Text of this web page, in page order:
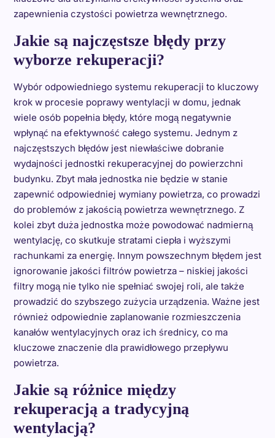
zapewnienia czystości powietrza wewnętrznego.
Jakie są najczęstsze błędy przy
wyborze rekuperacji?
Wybór odpowiedniego systemu rekuperacji to kluczowy
krok w procesie poprawy wentylacji w domu, jednak
wiele osób popełnia błędy, które mogą negatywnie
wpłynąć na efektywność całego systemu. Jednym z
najczęstszych błędów jest niewłaściwe dobranie
wydajności jednostki rekuperacyjnej do powierzchni
budynku. Zbyt mała jednostka nie będzie w stanie
zapewnić odpowiedniej wymiany powietrza, co prowadzi
do problemów z jakością powietrza wewnętrznego. Z
kolei zbyt duża jednostka może powodować nadmierną
wentylację, co skutkuje stratami ciepła i wyższymi
rachunkami za energię. Innym powszechnym błędem jest
ignorowanie jakości filtrów powietrza – niskiej jakości
filtry mogą nie tylko nie spełniać swojej roli, ale także
prowadzić do szybszego zużycia urządzenia. Ważne jest
również odpowiednie zaplanowanie rozmieszczenia
kanałów wentylacyjnych oraz ich średnicy, co ma
kluczowe znaczenie dla prawidłowego przepływu
powietrza.
Jakie są różnice między
rekuperacją a tradycyjną
wentylacją?